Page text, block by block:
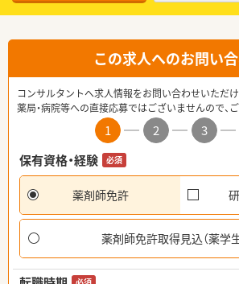
この求人へのお問い
コンサルタントへ求人情報をお問い合わせいただけ
薬局・病院等への直接応募ではございませんので、
1 2 3
保有資格・経験
必須
薬剤師免許
薬剤師免許取得見込（薬学生